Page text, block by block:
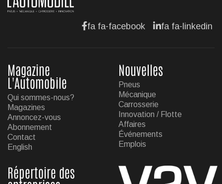
Jul 11, 2026
fa fa-facebook fa fa-linkedin
Magazine
L'Automobile
Qui sommes-nous?
Magazines
Annoncez-vous
Abonnement
Contact
English
Nouvelles
Pneus
Mécanique
Carrosserie
Innovation / Flotte
Affaires
Événements
Emplois
Répertoire des